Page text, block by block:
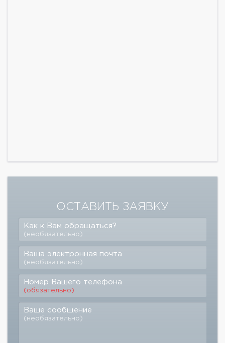
ОСТАВИТЬ ЗАЯВКУ
Как к Вам обращаться?
(необязательно)
Ваша электронная почта
(необязательно)
Номер Вашего телефона
(обязательно)
Ваше сообщение
(необязательно)